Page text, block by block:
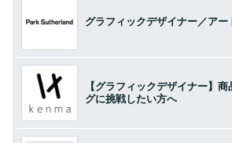
グラフィックデザイナー／ア
【グラフィックデザイナー】
グに挑戦したい方へ